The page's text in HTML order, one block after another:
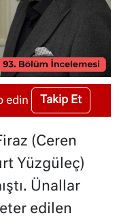
edin Takip Et
(Ceren
Yüzgüleç)
Ünallar
edilen